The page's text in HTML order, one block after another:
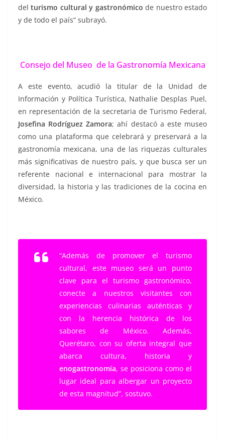
delturismo cultural y gastronómico de nuestro estado
y de todo el país” subrayó.
Consejo del Museo de la Gastronomía Mexicana
A este evento, acudió la titular de la Unidad de
Información y Política Turística, Nathalie Desplas Puel,
en representación de la secretaria de Turismo Federal,
Josefina Rodríguez Zamora; ahí destacó a este museo
como una plataforma que celebrará y preservará a la
gastronomía mexicana, una de las riquezas culturales
más significativas de nuestro país, y que busca ser un
referente nacional e internacional para mostrar la
diversidad, la historia y las tradiciones de la cocina en
México.
“Además de promover el turismo
cultural, este museo será un punto
clave para el turismo gastronómico,
conecte a nuestros visitantes con
experiencias culinarias auténticas y
con la herencia histórica de los
sabores de México. Además,
Querétaro, con su oferta integral que
abarca cultura, historia y
enogastronomía, se posiciona como el
lugar ideal para albergar un proyecto
de esta magnitud”, sostuvo.